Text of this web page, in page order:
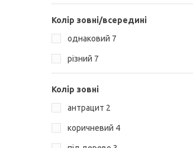
Колір зовні/всередині
однаковий 7
різний 7
Колір зовні
антрацит 2
коричневий 4